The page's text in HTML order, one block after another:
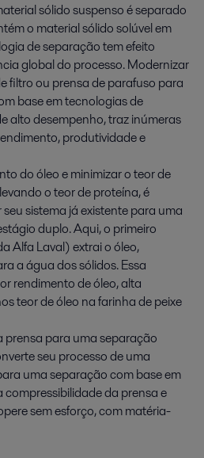
sólido suspenso é separado
o material sólido solúvel em
de separação tem efeito
global do processo. Modernizar
filtro ou prensa de parafuso para
base em tecnologias de
alto desempenho, traz inúmeras
produtividade e
do óleo e minimizar o teor de
o teor de proteína, é
sistema já existente para uma
duplo. Aqui, o primeiro
Alfa Laval) extrai o óleo,
a água dos sólidos. Essa
rendimento de óleo, alta
teor de óleo na farinha de peixe
prensa para uma separação
seu processo de uma
uma separação com base em
da prensa e
sem esforço, com matéria-